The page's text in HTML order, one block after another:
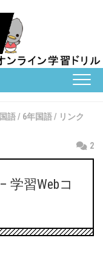
語/ 6年国語/ リンク
2
学習Webコ